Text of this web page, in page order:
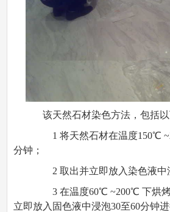
该天然石材染色方法，包括以
1 将天然石材在温度150℃
分钟；
2 取出并立即放入染色液中
3 在温度60℃ ~200℃ 下烘烤
立即放入固色液中浸泡30至60分钟